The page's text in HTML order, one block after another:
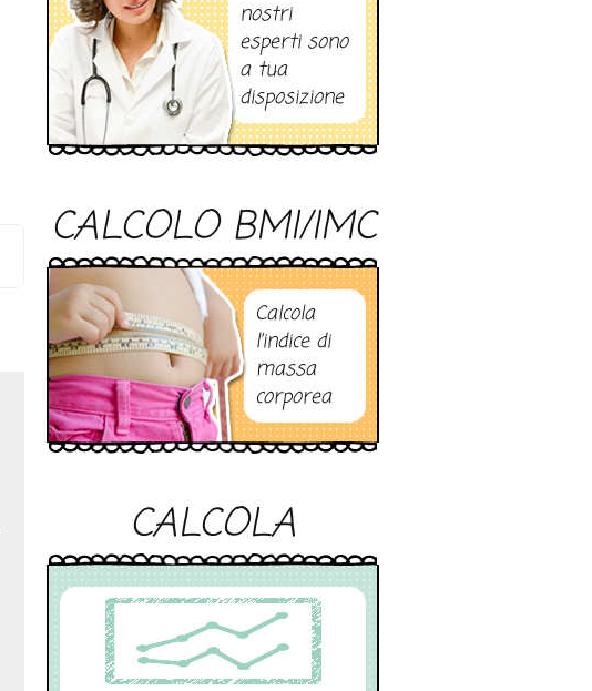
nostri
esperti sono
a tua
disposizione
CALCOLO BMI/IMC
Calcola
l’indice di
massa
corporea
CALCOLA